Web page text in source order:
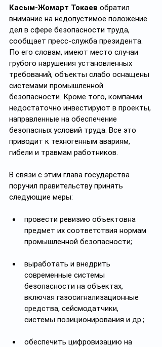
Касым-Жомарт Токаев обратил
внимание на недопустимое положение
дел в сфере безопасности труда,
сообщает пресс-служба президента.
По его словам, имеют место случаи
грубого нарушения установленных
требований, объекты слабо оснащены
системами промышленной
безопасности. Кроме того, компании
недостаточно инвестируют в проекты,
направленные на обеспечение
безопасных условий труда. Все это
приводит к техногенным авариям,
гибели и травмам работников.
В связи с этим глава государства
поручил правительству принять
следующие меры:
провести ревизию объектовна
предмет их соответствия нормам
промышленной безопасности;
выработать и внедрить
современные системы
безопасности на объектах,
включая газосигнализационные
средства, сейсмодатчики,
системы позиционирования и др.;
обеспечить цифровизацию на